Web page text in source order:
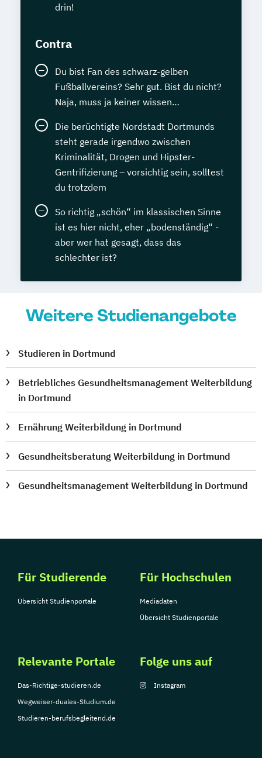
drin!
Contra
Du bist Fan des schwarz-gelben
Fußballvereins? Sehr gut. Bist du nicht?
Naja, muss ja keiner wissen…
Die berüchtigte Nordstadt Dortmunds
steht gerade irgendwo zwischen
Kriminalität, Drogen und Hipster-
Gentrifizierung – vorsichtig sein, solltest
du trotzdem
So richtig „schön“ im klassischen Sinne
ist es hier nicht, eher „bodenständig“ -
aber wer hat gesagt, dass das
schlechter ist?
Weitere Studienangebote
Studieren in Dortmund
Betriebliches Gesundheitsmanagement Weiterbildung
in Dortmund
Ernährung Weiterbildung in Dortmund
Gesundheitsberatung Weiterbildung in Dortmund
Gesundheitsmanagement Weiterbildung in Dortmund
Für Studierende
Übersicht Studienportale
Für Hochschulen
Mediadaten
Übersicht Studienportale
Relevante Portale
Das-Richtige-studieren.de
Wegweiser-duales-Studium.de
Studieren-berufsbegleitend.de
Folge uns auf
Instagram